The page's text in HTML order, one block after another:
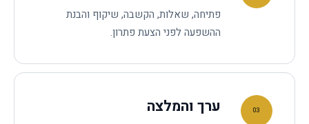
פתיחה, שאלות, הקשבה, שיקוף והבנת
ההשפעה לפני הצעת פתרון.
03 ערך והמלצה